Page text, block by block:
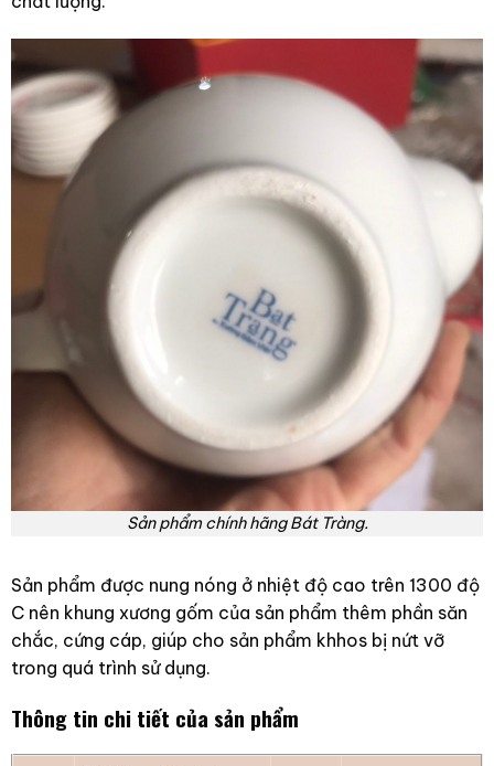
Sản phẩm chính hãng Bát Tràng.
Sản phẩm được nung nóng ở nhiệt độ cao trên 1300 độ
C nên khung xương gốm của sản phẩm thêm phần săn
chắc, cứng cáp, giúp cho sản phẩm khhos bị nứt vỡ
trong quá trình sử dụng.
Thông tin chi tiết của sản phẩm